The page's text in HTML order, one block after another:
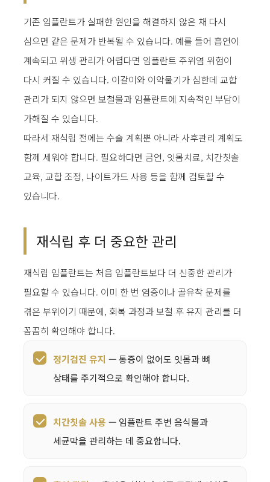
기존 임플란트가 실패한 원인을 해결하지 않은 채 다시
심으면 같은 문제가 반복될 수 있습니다. 예를 들어 흡연이
계속되고 위생 관리가 어렵다면 임플란트 주위염 위험이
다시 커질 수 있습니다. 이갈이와 이악물기가 심한데 교합
관리가 되지 않으면 보철물과 임플란트에 지속적인 부담이
가해질 수 있습니다.
따라서 재식립 전에는 수술 계획뿐 아니라 사후관리 계획도
함께 세워야 합니다. 필요하다면 금연, 잇몸치료, 치간칫솔
교육, 교합 조정, 나이트가드 사용 등을 함께 검토할 수
있습니다.
재식립 후 더 중요한 관리
재식립 임플란트는 처음 임플란트보다 더 신중한 관리가
필요할 수 있습니다. 이미 한 번 염증이나 골유착 문제를
겪은 부위이기 때문에, 회복 과정과 보철 후 유지 관리를 더
꼼꼼히 확인해야 합니다.
정기검진 유지 — 통증이 없어도 잇몸과 뼈
상태를 주기적으로 확인해야 합니다.
치간칫솔 사용 — 임플란트 주변 음식물과
세균막을 관리하는 데 중요합니다.